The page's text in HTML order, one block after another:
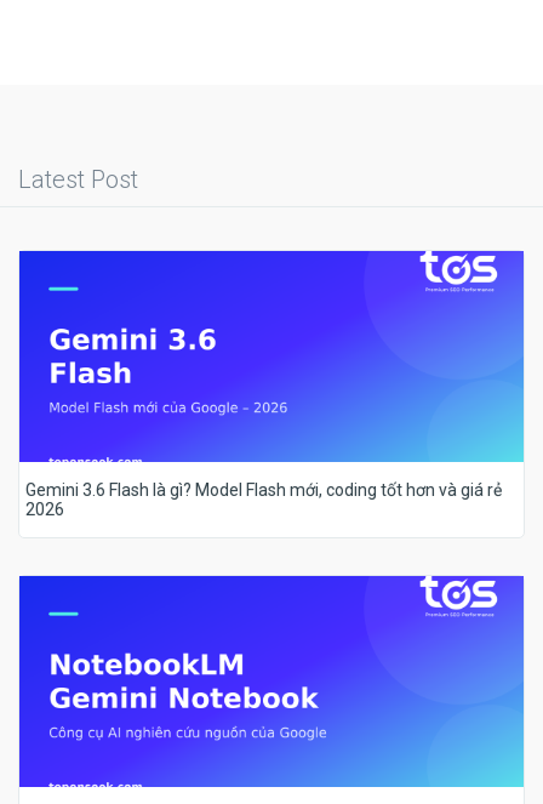
Latest Post
Gemini 3.6 Flash là gì? Model Flash mới, coding tốt hơn và giá rẻ
2026